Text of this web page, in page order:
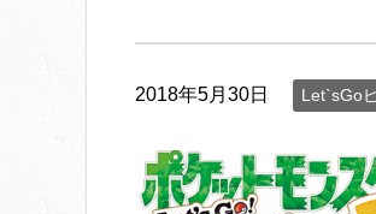
2018年5月30日 Let`sGo